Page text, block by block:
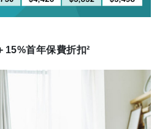
15%首年保費折扣²